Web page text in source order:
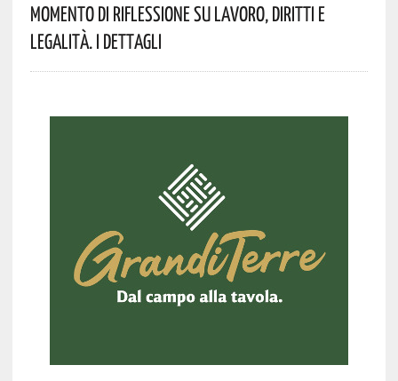
Momento Di Riflessione Su Lavoro, Diritti E
Legalità. I Dettagli